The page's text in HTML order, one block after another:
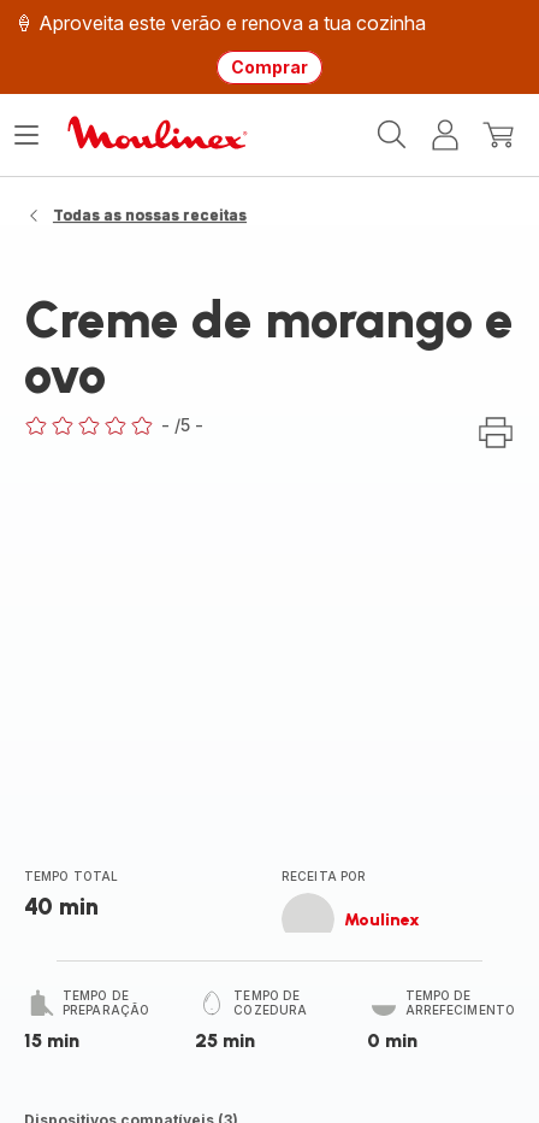
🍦 Aproveita este verão e renova a tua cozinha
Comprar
Moulinex
O
Abrir
Todas as nossas receitas
Creme de morango e
ovo
- /5 -
TEMPO TOTAL
40 min
RECEITA POR
Moulinex
TEMPO DE
PREPARAÇÃO
15 min
TEMPO DE
COZEDURA
25 min
TEMPO DE
ARREFECIMENTO
0 min